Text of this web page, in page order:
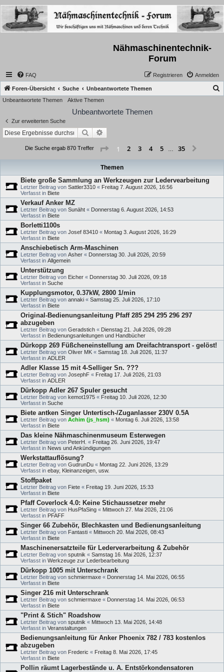
Nähmaschinentechnik-
Forum
FAQ Anmelden
Registrieren
Foren-Übersicht Suche Unbeantwortete Themen
Unbeantwortete Themen Aktive Themen
Unbeantwortete Themen
Zur erweiterten Suche
Suche
Die Suche ergab 870 Treffer Seite 1von 35
1 2 3 4 5 35
Themen
Biete große Sammlung an Werkzeugen zur Ledervearbeitung
Letzter Beitrag von Sattler3310 « Freitag 7. August 2026, 16:56
Verfasst in Biete
Verkauf Anker MZ
Letzter Beitrag von Sunäht « Donnerstag 6. August 2026, 14:53
Verfasst in Biete
Borletti1100s
Letzter Beitrag von Josef 83410 « Montag 3. August 2026, 16:29
Verfasst in Biete
Anschiebetisch Arm-Maschinen
Letzter Beitrag von Asher « Donnerstag 30. Juli 2026, 20:59
Verfasst in Allgemein
Unterstützung
Letzter Beitrag von Eicher « Donnerstag 30. Juli 2026, 09:18
Verfasst in Suche
Kupplungsmotor, 0.37kW, 2800 1/min
Letzter Beitrag von annaki « Samstag 25. Juli 2026, 17:10
Verfasst in Biete
Original-Bedienungsanleitung Pfaff 285 294 295 296 297
abzugeben
Letzter Beitrag von Geradstich « Dienstag 21. Juli 2026, 09:28
Verfasst in Bedienungsanleitungen und Handbücher
Dürkopp 269 Füßcheneinstellung am Dreifachtransport - gelöst!
Letzter Beitrag von Oliver MK « Samstag 18. Juli 2026, 11:37
Verfasst in ADLER
Adler Klasse 15 mit 4-Selliger Sn. ???
Letzter Beitrag von JosephF « Freitag 17. Juli 2026, 21:03
Verfasst in ADLER
Dürkopp Adler 267 Spuler gesucht
Letzter Beitrag von kemot1975 « Freitag 10. Juli 2026, 12:30
Verfasst in Suche
Biete antken Singer Untertisch-/Zuganlasser 230V 0.5A
Letzter Beitrag von Achim (js_hsm) « Montag 6. Juli 2026, 13:58
Verfasst in Biete
Das kleine Nähmaschinenmuseum Esterwegen
Letzter Beitrag von PeterH. « Freitag 26. Juni 2026, 19:47
Verfasst in News und Ankündigungen
Werkstattauflösung?
Letzter Beitrag von GudrunDu « Montag 22. Juni 2026, 13:29
Verfasst in ebay, Kleinanzeigen, usw.
Stoffpaket
Letzter Beitrag von Fiete « Freitag 19. Juni 2026, 15:33
Verfasst in Biete
Pfaff Coverlock 4.0: Keine Stichaussetzer mehr
Letzter Beitrag von HusPfaSing « Mittwoch 27. Mai 2026, 21:06
Verfasst in PFAFF
Singer 66 Zubehör, Blechkasten und Bedienungsanleitung
Letzter Beitrag von Fantasti « Mittwoch 20. Mai 2026, 08:43
Verfasst in Biete
Maschinenersatzteile für Lederverarbeitung & Zubehör
Letzter Beitrag von sputnik « Samstag 16. Mai 2026, 12:37
Verfasst in Werkzeuge zur Lederbearbeitung
Dürkopp 1005 mit Unterschrank
Letzter Beitrag von schmiermaxe « Donnerstag 14. Mai 2026, 06:55
Verfasst in Biete
Singer 216 mit Unterschrank
Letzter Beitrag von schmiermaxe « Donnerstag 14. Mai 2026, 06:53
Verfasst in Biete
"Print & Stich" Roadshow
Letzter Beitrag von sputnik « Mittwoch 13. Mai 2026, 14:48
Verfasst in Veranstaltungen
Bedienungsanleitung für Anker Phoenix 782 / 783 kostenlos
abzugeben
Letzter Beitrag von Frederic « Freitag 8. Mai 2026, 17:45
Verfasst in Biete
Pollin räumt Lagerbestände u. A. Entstörkondensatoren